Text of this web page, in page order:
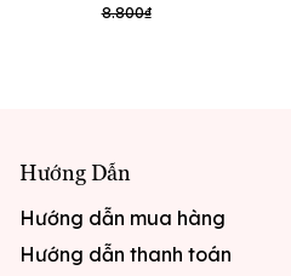
8.800₫
Hướng Dẫn
Hướng dẫn mua hàng
Hướng dẫn thanh toán